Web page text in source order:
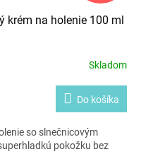
krém na holenie 100 ml
Skladom
Do košíka
so slnečnicovým
pokožku bez